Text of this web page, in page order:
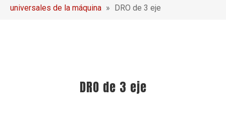
universales de la máquina » DRO de 3 eje
DRO de 3 eje